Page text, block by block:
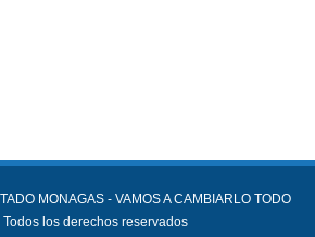
MONAGAS - VAMOS A CAMBIARLO TODO
los derechos reservados